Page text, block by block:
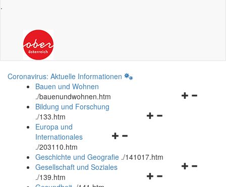
.
Coronavirus: Aktuelle Informationen
Bauen und Wohnen
./bauenundwohnen.htm
Navigationsmenü
Bildung und Forschung
./133.htm
Navigationsmenü
und
schließen
Europa und
Internationales
./203110.htm
Geschichte und Geografie ./141017.htm
Navigationsmenü
Gesellschaft und Soziales
./139.htm